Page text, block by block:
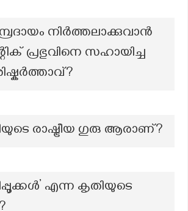
നിർത്തലാക്കുവാൻ
പ്രഭുവിനെ സഹായിച്ച
രാഷ്ട്രീയ ഗുരു ആരാണ്?
എന്ന കൃതിയുടെ